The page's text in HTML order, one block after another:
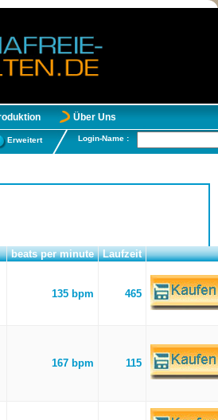
Über Uns
Erweitert Login-Name :
beats per minute
Laufzeit
135 bpm 465
167 bpm 115